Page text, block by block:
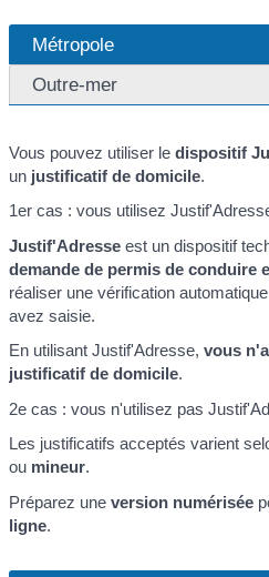
Métropole
Outre-mer
Vous pouvez utiliser ledispositif
un justificatif de domicile.
1er cas : vous utilisez
Justif'Adresse est un dispositif
demande de permis de conduire
réaliser une vérification
avez saisie.
En utilisant Justif'Adresse,vous
justificatif de domicile.
2e cas : vous n'utilisez pas
Les justificatifs acceptés varient
ou mineur.
Préparez uneversion numérisée
ligne.